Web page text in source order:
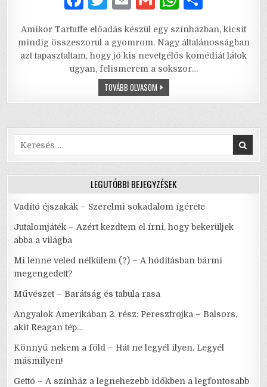
c
e
b
k
it
te
r
ai
l
ai
l
at
s
A
ar
e
Amikor Tartuffe előadás készül egy színházban, kicsit
mindig összeszorul a gyomrom. Nagy általánosságban
azt tapasztaltam, hogy jó kis nevetgélős komédiát látok
ugyan, felismerem a sokszor…
TOVÁBB OLVASOMTARTUFFE
–
ADJON
NEM
KÉREM…
Search
for:
LEGUTÓBBI BEJEGYZÉSEK
Vadító éjszakák – Szerelmi sokadalom ígérete
Jutalomjáték – Azért kezdtem el írni, hogy bekerüljek
abba a világba
Mi lenne veled nélkülem (?) – A hódításban bármi
megengedett?
Művészet – Barátság és tabula rasa
Angyalok Amerikában 2. rész: Peresztrojka – Balsors,
akit Reagan tép…
Könnyű nekem a föld – Hát ne legyél ilyen. Legyél
másmilyen!
Gettó – A színház a legnehezebb időkben a legfontosabb